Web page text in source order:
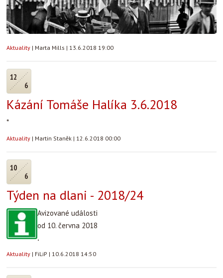
Aktuality | Marta Mills | 13.6.2018 19:00
12
6
Kázání Tomáše Halíka 3.6.2018
*
Aktuality | Martin Staněk | 12.6.2018 00:00
10
6
Týden na dlani - 2018/24
Avizované události
od 10. června 2018
.
Aktuality | FiLiP | 10.6.2018 14:50